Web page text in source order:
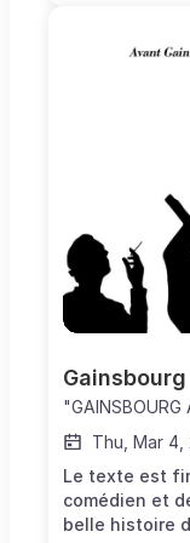
par Benoit
auteur de
Gaston
l’histoire
siècle, au
Palais
illusion
accessible à
côtoie la peur
cantatrice
diva
dans l’ombre,
profondeurs
aux
dont
Partition.
"GAINSBOURG
Thu, Mar 4,
Le texte est
comédien et
belle histoire